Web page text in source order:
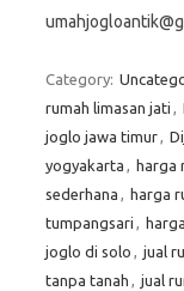
Category:
rumah limasan jati ,
joglo jawa timur,
yogyakarta , harga
sederhana , harga
tumpangsari ,
joglo di solo , jual
tanpa tanah , jual